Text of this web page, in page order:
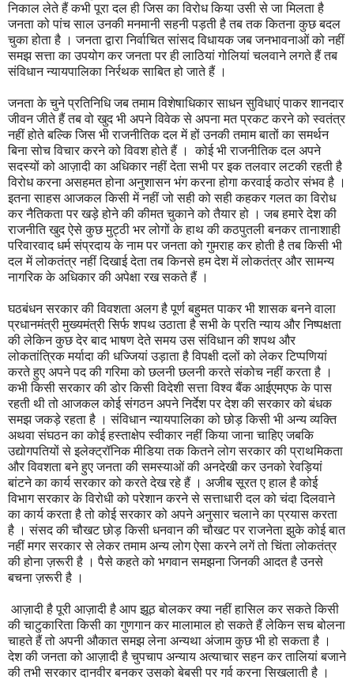
निकाल लेते हैं कभी पूरा दल ही जिस का विरोध किया उसी से जा मिलता है
जनता को पांच साल उनकी मनमानी सहनी पड़ती है तब तक कितना कुछ बदल
चुका होता है । जनता द्वारा निर्वाचित सांसद विधायक जब जनभावनाओं को नहीं
समझ सत्ता का उपयोग कर जनता पर ही लाठियां गोलियां चलवाने लगते हैं तब
संविधान न्यायपालिका निर्रथक साबित हो जाते हैं ।
जनता के चुने प्रतिनिधि जब तमाम विशेषाधिकार साधन सुविधाएं पाकर शानदार
जीवन जीते हैं तब वो खुद भी अपने विवेक से अपना मत प्रकट करने को स्वतंत्र
नहीं होते बल्कि जिस भी राजनीतिक दल में हों उनकी तमाम बातों का समर्थन
बिना सोच विचार करने को विवश होते हैं । कोई भी राजनीतिक दल अपने
सदस्यों को आज़ादी का अधिकार नहीं देता सभी पर इक तलवार लटकी रहती है
विरोध करना असहमत होना अनुशासन भंग करना होगा करवाई कठोर संभव है ।
इतना साहस आजकल किसी में नहीं जो सही को सही कहकर गलत का विरोध
कर नैतिकता पर खड़े होने की कीमत चुकाने को तैयार हो । जब हमारे देश की
राजनीति खुद ऐसे कुछ मुट्ठी भर लोगों के हाथ की कठपुतली बनकर तानाशाही
परिवारवाद धर्म संप्रदाय के नाम पर जनता को गुमराह कर होती है तब किसी भी
दल में लोकतंत्र नहीं दिखाई देता तब किनसे हम देश में लोकतंत्र और सामन्य
नागरिक के अधिकार की अपेक्षा रख सकते हैं ।
घठबंधन सरकार की विवशता अलग है पूर्ण बहुमत पाकर भी शासक बनने वाला
प्रधानमंत्री मुख्यमंत्री सिर्फ शपथ उठाता है सभी के प्रति न्याय और निष्पक्षता
की लेकिन कुछ देर बाद भाषण देते समय उस संविधान की शपथ और
लोकतांत्रिक मर्यादा की धज्जियां उड़ाता है विपक्षी दलों को लेकर टिप्पणियां
करते हुए अपने पद की गरिमा को छलनी छलनी करते संकोच नहीं करता है ।
कभी किसी सरकार की डोर किसी विदेशी सत्ता विश्व बैंक आईएमएफ के पास
रहती थी तो आजकल कोई संगठन अपने निर्देश पर देश की सरकार को बंधक
समझ जकड़े रहता है । संविधान न्यायपालिका को छोड़ किसी भी अन्य व्यक्ति
अथवा संघठन का कोई हस्ताक्षेप स्वीकार नहीं किया जाना चाहिए जबकि
उद्योगपतियों से इलेक्ट्रॉनिक मीडिया तक कितने लोग सरकार की प्राथमिकता
और विवशता बने हुए जनता की समस्याओं की अनदेखी कर उनको रेवड़ियां
बांटने का कार्य सरकार को करते देख रहे हैं । अजीब सूरत ए हाल है कोई
विभाग सरकार के विरोधी को परेशान करने से सत्ताधारी दल को चंदा दिलवाने
का कार्य करता है तो कोई सरकार को अपने अनुसार चलाने का प्रयास करता
है । संसद की चौखट छोड़ किसी धनवान की चौखट पर राजनेता झुके कोई बात
नहीं मगर सरकार से लेकर तमाम अन्य लोग ऐसा करने लगें तो चिंता लोकतंत्र
की होना ज़रूरी है । पैसे कहते को भगवान समझना जिनकी आदत है उनसे
बचना ज़रूरी है ।
आज़ादी है पूरी आज़ादी है आप झूठ बोलकर क्या नहीं हासिल कर सकते किसी
की चाटुकारिता किसी का गुणगान कर मालामाल हो सकते हैं लेकिन सच बोलना
चाहते हैं तो अपनी औकात समझ लेना अन्यथा अंजाम कुछ भी हो सकता है ।
देश की जनता को आज़ादी है चुपचाप अन्याय अत्याचार सहन कर तालियां बजाने
की तभी सरकार दानवीर बनकर उसको बेबसी पर गर्व करना सिखलाती है ।